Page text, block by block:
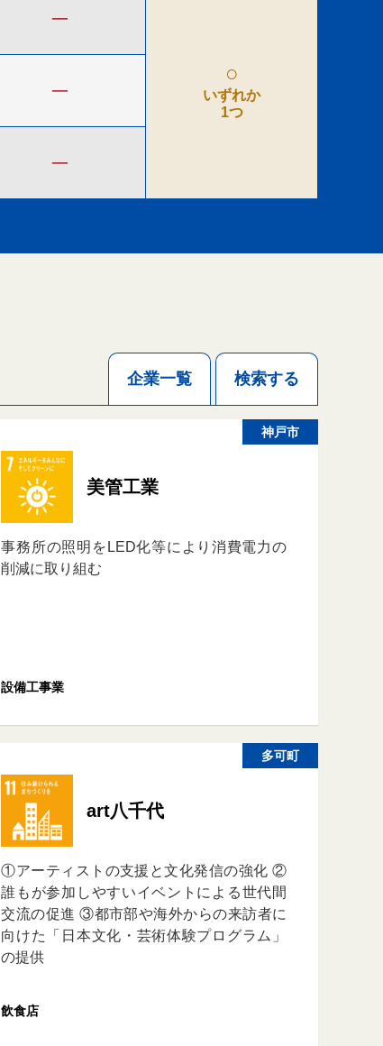
─
○
いずれか
1つ
─
─
企業一覧 検索する
神戸市
美管工業
事務所の照明をLED化等により消費電力の
削減に取り組む
設備工事業
多可町
art八千代
①アーティストの支援と文化発信の強化 ②
誰もが参加しやすいイベントによる世代間
交流の促進 ③都市部や海外からの来訪者に
向けた「日本文化・芸術体験プログラム」
の提供
飲食店